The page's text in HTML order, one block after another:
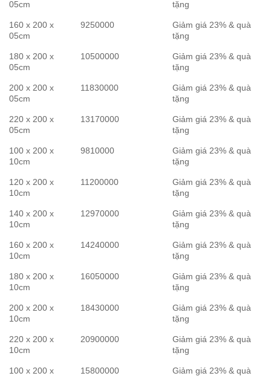
05cm
tặng
160 x 200 x
05cm
9250000
Giảm giá 23% & quà
tặng
180 x 200 x
05cm
10500000
Giảm giá 23% & quà
tặng
200 x 200 x
05cm
11830000
Giảm giá 23% & quà
tặng
220 x 200 x
05cm
13170000
Giảm giá 23% & quà
tặng
100 x 200 x
10cm
9810000
Giảm giá 23% & quà
tặng
120 x 200 x
10cm
11200000
Giảm giá 23% & quà
tặng
140 x 200 x
10cm
12970000
Giảm giá 23% & quà
tặng
160 x 200 x
10cm
14240000
Giảm giá 23% & quà
tặng
180 x 200 x
10cm
16050000
Giảm giá 23% & quà
tặng
200 x 200 x
10cm
18430000
Giảm giá 23% & quà
tặng
220 x 200 x
10cm
20900000
Giảm giá 23% & quà
tặng
100 x 200 x
15800000
Giảm giá 23% & quà